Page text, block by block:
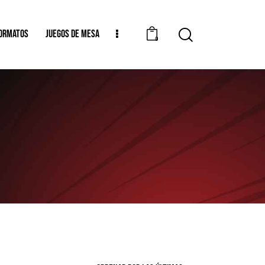
JUEGOS DE MESA 0